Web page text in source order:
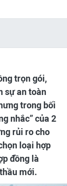
trọn gói,
sự an toàn
trong bối
nhắc” của 2
rủi ro cho
loại hợp
đồng là
mới.